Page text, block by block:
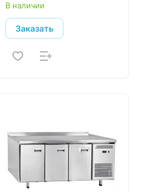
В наличии
Заказать